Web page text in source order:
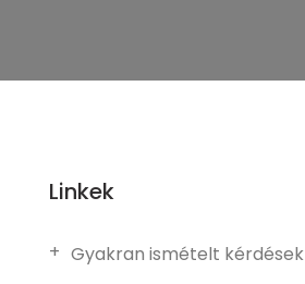
Linkek
Gyakran ismételt kérdések